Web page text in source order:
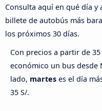
Consulta aquí en qué día
billete de autobús más
los próximos 30 días.
Con precios a partir de 35
económico un bus desde
lado, martes es el día
35 S/.